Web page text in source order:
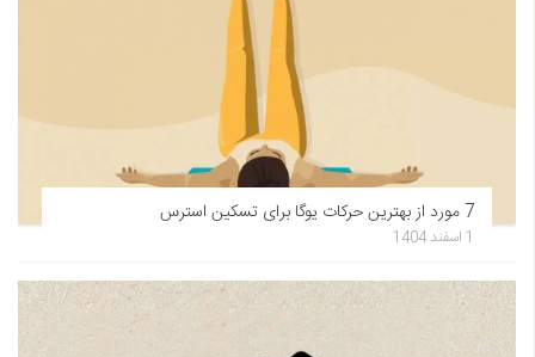
7 مورد از بهترین حرکات یوگا برای تسکین استرس
1 اسفند 1404